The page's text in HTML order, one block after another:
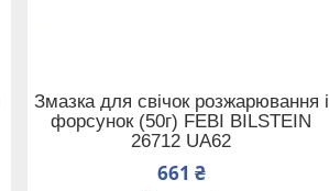
Змазка для свічок розжарювання і
форсунок (50г) FEBI BILSTEIN
26712 UA62
661 ₴